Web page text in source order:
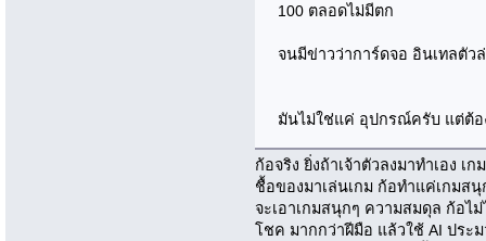
100 ตลอดไม่มีตก
จนมีข่าวว่าการ์ดจอ อินเทลตัว
มันไม่ใช่แค่ อุปกรณ์ครับ แต่ต้อ
ก้อจริง ยิ่งถ้าเจ้าตัวลงมาทำเอง เ
ชื้อของมาเล่นเกม ก้อทำแค่เกมสนุ
จะเอาเกมสนุกๆ ความสมดุล ก้อไ
โชค มากกว่าฝีมือ แล้วใช้ AI ประ